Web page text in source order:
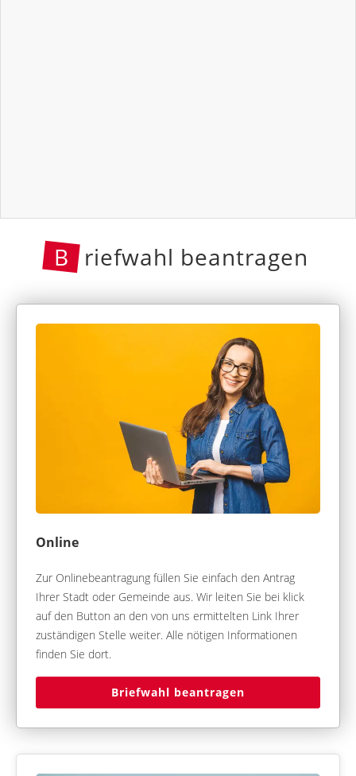
B riefwahl beantragen
Online
Zur Onlinebeantragung füllen Sie einfach den Antrag
Ihrer Stadt oder Gemeinde aus. Wir leiten Sie bei klick
auf den Button an den von uns ermittelten Link Ihrer
zuständigen Stelle weiter. Alle nötigen Informationen
finden Sie dort.
Briefwahl beantragen